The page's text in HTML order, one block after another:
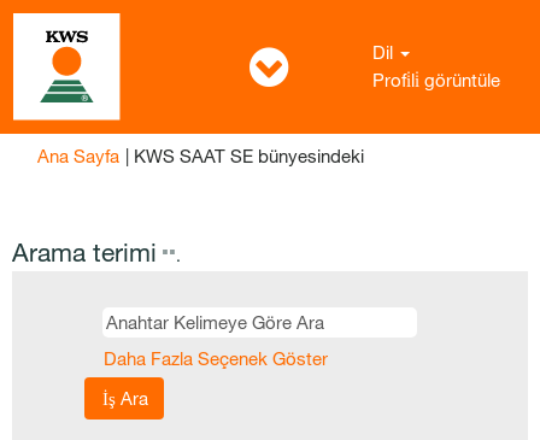
Dil
Profi̇li̇ görüntüle
Ana Sayfa | KWS SAAT SE bünyesindeki(mevcut
Arama terimi "".
Daha Fazla Seçenek Göster